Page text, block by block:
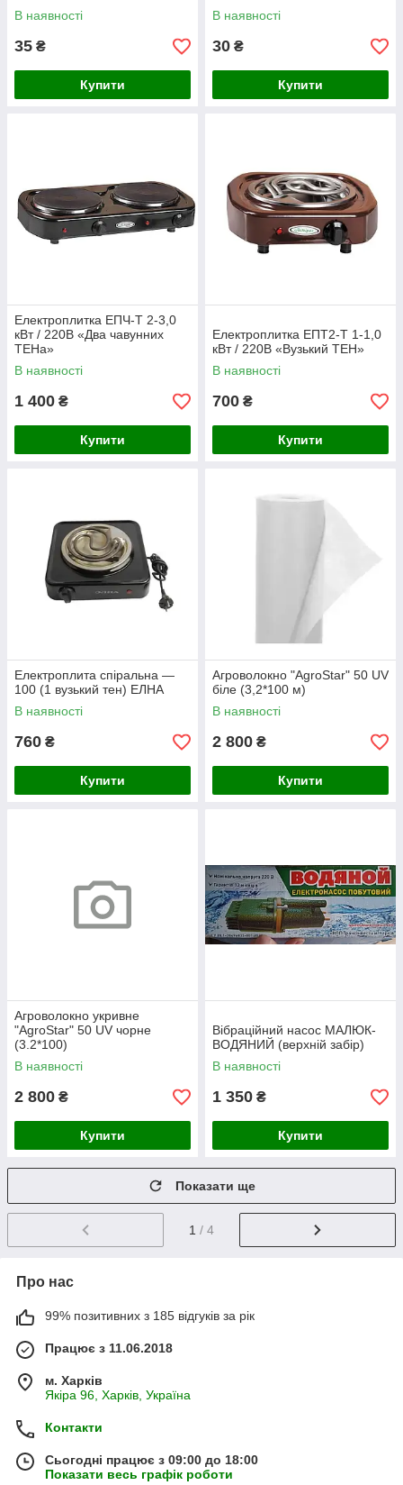
В наявності
35 ₴
Купити
В наявності
30 ₴
Купити
Електроплитка ЕПЧ-Т 2-3,0
кВт / 220В «Два чавунних
ТЕНа»
В наявності
1 400 ₴
Купити
Електроплитка ЕПТ2-Т 1-1,0
кВт / 220В «Вузький ТЕН»
В наявності
700 ₴
Купити
Електроплита спіральна —
100 (1 вузький тен) ЕЛНА
В наявності
760 ₴
Купити
Агроволокно "AgroStar" 50 UV
біле (3,2*100 м)
В наявності
2 800 ₴
Купити
Агроволокно укривне
"AgroStar" 50 UV чорне
(3.2*100)
В наявності
2 800 ₴
Купити
Вібраційний насос МАЛЮК-
ВОДЯНИЙ (верхній забір)
В наявності
1 350 ₴
Купити
Показати ще
1 / 4
Про нас
99% позитивних з 185 відгуків за рік
Працює з 11.06.2018
м. Харків
Якіра 96, Харків, Україна
Контакти
Сьогодні працює з 09:00 до 18:00
Показати весь графік роботи